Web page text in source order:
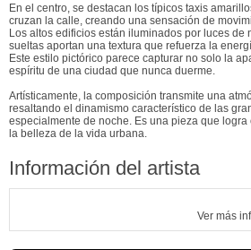
En el centro, se destacan los típicos taxis
cruzan la calle, creando una sensación de
Los altos edificios están iluminados por luces de
sueltas aportan una textura que refuerza la
Este estilo pictórico parece capturar no solo la
espíritu de una ciudad que nunca duerme.
Artísticamente, la composición transmite una
resaltando el dinamismo característico de las
especialmente de noche. Es una pieza que
la belleza de la vida urbana.
Información del artista
Ver más